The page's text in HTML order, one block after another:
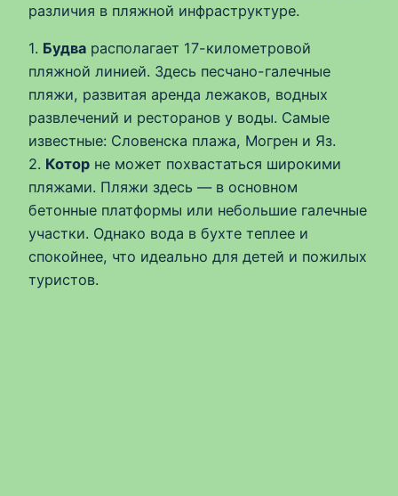
различия в пляжной инфраструктуре.
1. Будва располагает 17-километровой
пляжной линией. Здесь песчано-галечные
пляжи, развитая аренда лежаков, водных
развлечений и ресторанов у воды. Самые
известные: Словенска плажа, Могрен и Яз.
2. Котор не может похвастаться широкими
пляжами. Пляжи здесь — в основном
бетонные платформы или небольшие галечные
участки. Однако вода в бухте теплее и
спокойнее, что идеально для детей и пожилых
туристов.